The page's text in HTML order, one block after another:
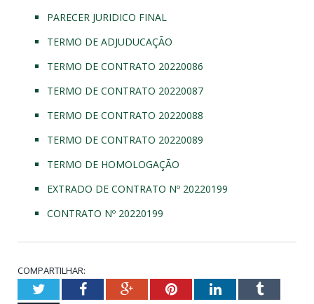
PARECER JURIDICO FINAL
TERMO DE ADJUDUCAÇÃO
TERMO DE CONTRATO 20220086
TERMO DE CONTRATO 20220087
TERMO DE CONTRATO 20220088
TERMO DE CONTRATO 20220089
TERMO DE HOMOLOGAÇÃO
EXTRADO DE CONTRATO Nº 20220199
CONTRATO Nº 20220199
COMPARTILHAR:
TwitterFacebookGoogle+PinterestLinkedInTumblr